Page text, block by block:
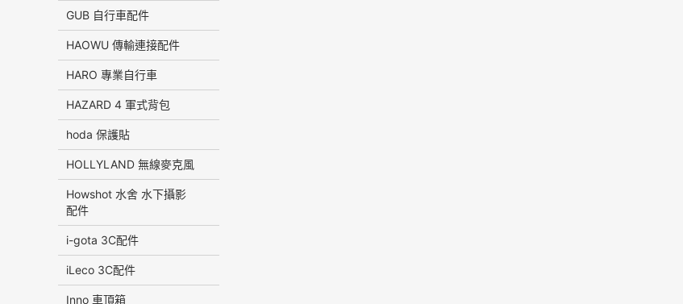
GUB 自行車配件
HAOWU 傳輸連接配件
HARO 專業自行車
HAZARD 4 軍式背包
hoda 保護貼
HOLLYLAND 無線麥克風
Howshot 水舍 水下攝影
配件
i-gota 3C配件
iLeco 3C配件
Inno 車頂箱